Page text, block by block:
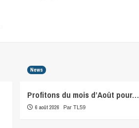
News
Profitons du mois d’Août pour…
6 août 2026 Par TL59